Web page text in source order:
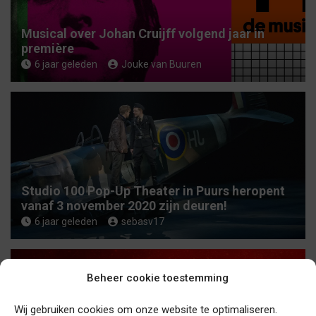
Beheer cookie toestemming
Wij gebruiken cookies om onze website te optimaliseren.
Musical over Johan Cruijff volgend jaar in
première
6 jaar geleden Jouke van Buuren
Studio 100 Pop-Up Theater in Puurs heropent
vanaf 3 november 2020 zijn deuren!
6 jaar geleden sebasv17